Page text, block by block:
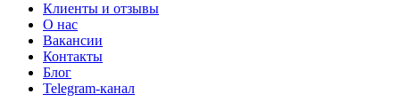
Клиенты и отзывы
О нас
Вакансии
Контакты
Блог
Telegram-канал